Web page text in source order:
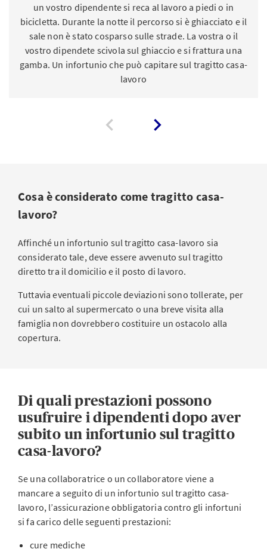
un vostro dipendente si reca al lavoro a piedi o in
bicicletta. Durante la notte il percorso si è ghiacciato e il
sale non è stato cosparso sulle strade. La vostra o il
vostro dipendete scivola sul ghiaccio e si frattura una
gamba. Un infortunio che può capitare sul tragitto casa-
lavoro
Cosa è considerato come tragitto casa-
lavoro?
Affinché un infortunio sul tragitto casa-lavoro sia
considerato tale, deve essere avvenuto sul tragitto
diretto tra il domicilio e il posto di lavoro.
Tuttavia eventuali piccole deviazioni sono tollerate, per
cui un salto al supermercato o una breve visita alla
famiglia non dovrebbero costituire un ostacolo alla
copertura.
Di quali prestazioni possono
usufruire i dipendenti dopo aver
subito un infortunio sul tragitto
casa-lavoro?
Se una collaboratrice o un collaboratore viene a
mancare a seguito di un infortunio sul tragitto casa-
lavoro, l’assicurazione obbligatoria contro gli infortuni
si fa carico delle seguenti prestazioni:
cure mediche